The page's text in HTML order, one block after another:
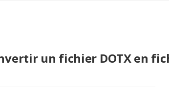
un fichier DOTX en